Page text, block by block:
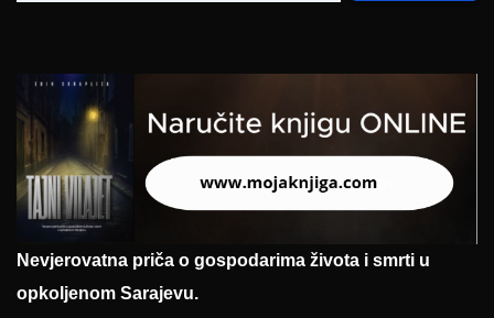
Nevjerovatna priča o gospodarima života i smrti u
opkoljenom Sarajevu.